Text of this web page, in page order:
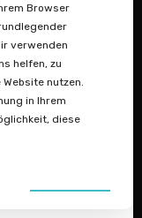
, die im
mit
Browser
verwenden
helfen, zu
nutzen.
in Ihrem
diese